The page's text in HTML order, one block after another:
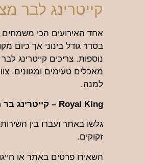
קייטרינג לבר
אחד האירועים הכי משמחים
בסדר גודל בינוני אך כיום
מאכלים טעימים ומגוונים,
למנה.
Royal King – קייטרינג בר מצווה מחירים מעולים למזמינים דרך האתר!
זקוקים.
השאירו פרטים באתר או